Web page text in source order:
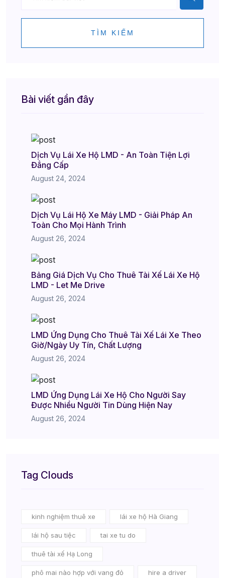
TÌM KIẾM
Bài viết gần đây
Dịch Vụ Lái Xe Hộ LMD - An Toàn Tiện Lợi
Đẳng Cấp
August 24, 2024
Dịch Vụ Lái Hộ Xe Máy LMD - Giải Pháp An
Toàn Cho Mọi Hành Trình
August 26, 2024
Bảng Giá Dịch Vụ Cho Thuê Tài Xế Lái Xe Hộ
LMD - Let Me Drive
August 26, 2024
LMD Ứng Dụng Cho Thuê Tài Xế Lái Xe Theo
Giờ/Ngày Uy Tín, Chất Lượng
August 26, 2024
LMD Ứng Dụng Lái Xe Hộ Cho Người Say
Được Nhiều Người Tin Dùng Hiện Nay
August 26, 2024
Tag Clouds
kinh nghiệm thuê xe lái xe hộ Hà Giang
lái hộ sau tiệc tai xe tu do
thuê tài xế Hạ Long
phô mai nào hợp với vang đỏ hire a driver